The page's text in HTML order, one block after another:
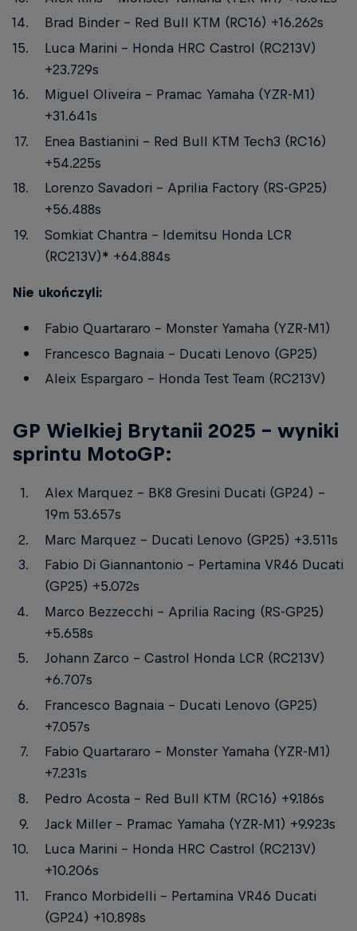
Brad Binder – Red Bull KTM (RC16) +16.262s
Luca Marini – Honda HRC Castrol (RC213V)
+23.729s
Miguel Oliveira – Pramac Yamaha (YZR-M1)
+31.641s
Enea Bastianini – Red Bull KTM Tech3 (RC16)
+54.225s
Lorenzo Savadori – Aprilia Factory (RS-GP25)
+56.488s
Somkiat Chantra – Idemitsu Honda LCR
(RC213V)* +64.884s
Nie ukończyli:
Fabio Quartararo – Monster Yamaha (YZR-M1)
Francesco Bagnaia – Ducati Lenovo (GP25)
Aleix Espargaro – Honda Test Team (RC213V)
GP Wielkiej Brytanii 2025 – wyniki
sprintu MotoGP:
Alex Marquez – BK8 Gresini Ducati (GP24) –
19m 53.657s
Marc Marquez – Ducati Lenovo (GP25) +3.511s
Fabio Di Giannantonio – Pertamina VR46 Ducati
(GP25) +5.072s
Marco Bezzecchi – Aprilia Racing (RS-GP25)
+5.658s
Johann Zarco – Castrol Honda LCR (RC213V)
+6.707s
Francesco Bagnaia – Ducati Lenovo (GP25)
+7.057s
Fabio Quartararo – Monster Yamaha (YZR-M1)
+7.231s
Pedro Acosta – Red Bull KTM (RC16) +9.186s
Jack Miller – Pramac Yamaha (YZR-M1) +9.923s
Luca Marini – Honda HRC Castrol (RC213V)
+10.206s
Franco Morbidelli – Pertamina VR46 Ducati
(GP24) +10.898s